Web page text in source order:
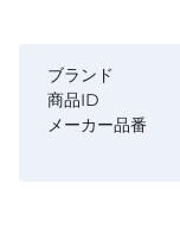
ブランド
商品ID
メーカー品番